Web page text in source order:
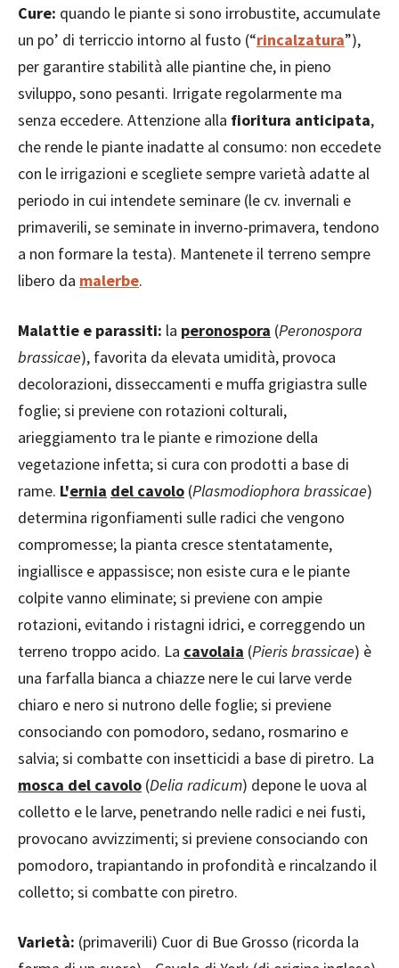
Cure: quando le piante si sono irrobustite, accumulate
un po’ di terriccio intorno al fusto (“rincalzatura”),
per garantire stabilità alle piantine che, in pieno
sviluppo, sono pesanti. Irrigate regolarmente ma
senza eccedere. Attenzione alla fioritura anticipata,
che rende le piante inadatte al consumo: non eccedete
con le irrigazioni e scegliete sempre varietà adatte al
periodo in cui intendete seminare (le cv. invernali e
primaverili, se seminate in inverno-primavera, tendono
a non formare la testa). Mantenete il terreno sempre
libero da malerbe.
Malattie e parassiti: la peronospora (Peronospora
brassicae), favorita da elevata umidità, provoca
decolorazioni, disseccamenti e muffa grigiastra sulle
foglie; si previene con rotazioni colturali,
arieggiamento tra le piante e rimozione della
vegetazione infetta; si cura con prodotti a base di
rame. L'ernia del cavolo (Plasmodiophora brassicae)
determina rigonfiamenti sulle radici che vengono
compromesse; la pianta cresce stentatamente,
ingiallisce e appassisce; non esiste cura e le piante
colpite vanno eliminate; si previene con ampie
rotazioni, evitando i ristagni idrici, e correggendo un
terreno troppo acido. La cavolaia (Pieris brassicae) è
una farfalla bianca a chiazze nere le cui larve verde
chiaro e nero si nutrono delle foglie; si previene
consociando con pomodoro, sedano, rosmarino e
salvia; si combatte con insetticidi a base di piretro. La
mosca del cavolo (Delia radicum) depone le uova al
colletto e le larve, penetrando nelle radici e nei fusti,
provocano avvizzimenti; si previene consociando con
pomodoro, trapiantando in profondità e rincalzando il
colletto; si combatte con piretro.
Varietà: (primaverili) Cuor di Bue Grosso (ricorda la